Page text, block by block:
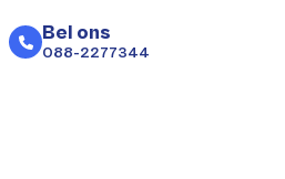
Bel ons
088-2277344